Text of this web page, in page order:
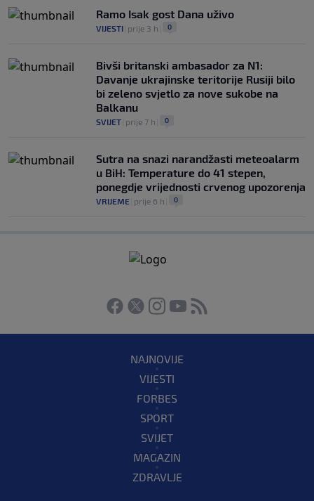
Ramo Isak gost Dana uživo
VIJESTI prije 3 h 0
Bivši britanski ambasador za N1:
Davanje ukrajinske teritorije Rusiji bilo
bi zeleno svjetlo za nove sukobe na
Balkanu
SVIJET prije 7 h 0
Sutra na snazi narandžasti meteoalarm
u BiH: Temperature do 41 stepen,
ponegdje vrijednosti crvenog upozorenja
VRIJEME prije 6 h 0
NAJNOVIJE
VIJESTI
FORBES
SPORT
SVIJET
MAGAZIN
ZDRAVLJE